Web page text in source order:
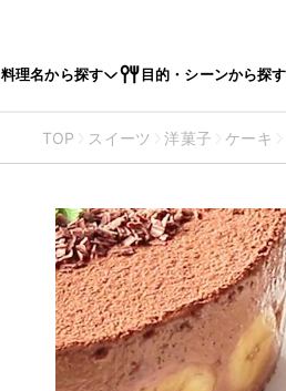
料理名から探す 目的・シーンから探す
TOP スイーツ 洋菓子 ケーキ